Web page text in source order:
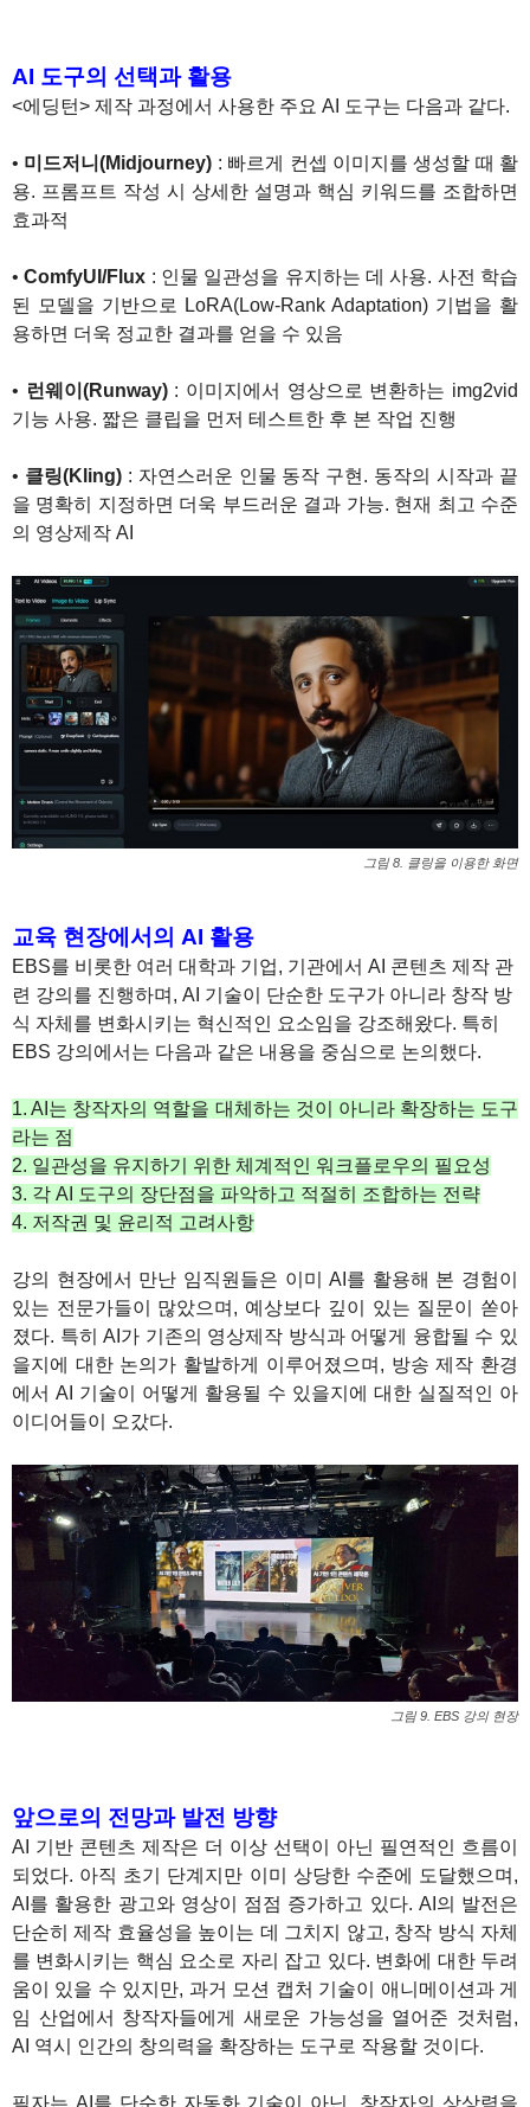
AI 도구의 선택과 활용
<에딩턴> 제작 과정에서 사용한 주요 AI 도구는 다음과 같다.
• 미드저니(Midjourney) : 빠르게 컨셉 이미지를 생성할 때 활
용. 프롬프트 작성 시 상세한 설명과 핵심 키워드를 조합하면
효과적
•ComfyUI/Flux : 인물 일관성을 유지하는 데 사용. 사전 학습
된 모델을 기반으로 LoRA(Low-Rank Adaptation) 기법을 활
용하면 더욱 정교한 결과를 얻을 수 있음
• 런웨이(Runway): 이미지에서 영상으로 변환하는 img2vid
기능 사용. 짧은 클립을 먼저 테스트한 후 본 작업 진행
• 클링(Kling): 자연스러운 인물 동작 구현. 동작의 시작과 끝
을 명확히 지정하면 더욱 부드러운 결과 가능. 현재 최고 수준
의 영상제작 AI
그림 8. 클링을 이용한 화면
교육 현장에서의 AI 활용
EBS를 비롯한 여러 대학과 기업, 기관에서 AI 콘텐츠 제작 관
련 강의를 진행하며, AI 기술이 단순한 도구가 아니라 창작 방
식 자체를 변화시키는 혁신적인 요소임을 강조해왔다. 특히
EBS 강의에서는 다음과 같은 내용을 중심으로 논의했다.
1. AI는 창작자의 역할을 대체하는 것이 아니라 확장하는 도구
라는 점
2. 일관성을 유지하기 위한 체계적인 워크플로우의 필요성
3. 각 AI 도구의 장단점을 파악하고 적절히 조합하는 전략
4. 저작권 및 윤리적 고려사항
강의 현장에서 만난 임직원들은 이미 AI를 활용해 본 경험이
있는 전문가들이 많았으며, 예상보다 깊이 있는 질문이 쏟아
졌다. 특히 AI가 기존의 영상제작 방식과 어떻게 융합될 수 있
을지에 대한 논의가 활발하게 이루어졌으며, 방송 제작 환경
에서 AI 기술이 어떻게 활용될 수 있을지에 대한 실질적인 아
이디어들이 오갔다.
그림 9. EBS 강의 현장
앞으로의 전망과 발전 방향
AI 기반 콘텐츠 제작은 더 이상 선택이 아닌 필연적인 흐름이
되었다. 아직 초기 단계지만 이미 상당한 수준에 도달했으며,
AI를 활용한 광고와 영상이 점점 증가하고 있다. AI의 발전은
단순히 제작 효율성을 높이는 데 그치지 않고, 창작 방식 자체
를 변화시키는 핵심 요소로 자리 잡고 있다. 변화에 대한 두려
움이 있을 수 있지만, 과거 모션 캡처 기술이 애니메이션과 게
임 산업에서 창작자들에게 새로운 가능성을 열어준 것처럼,
AI 역시 인간의 창의력을 확장하는 도구로 작용할 것이다.
필자는 AI를 단순한 자동화 기술이 아닌, 창작자의 상상력을